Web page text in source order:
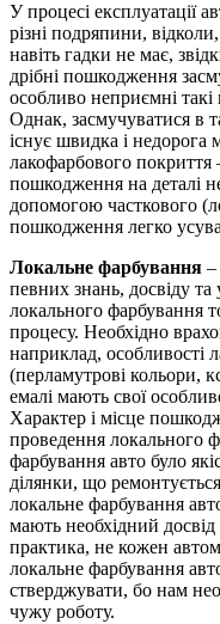
У процесі експлуатації
різні подряпини,
навіть гадки не має,
дрібні пошкодження
особливо неприємні
Однак, засмучуватися в
існує швидка і недорога
лакофарбового
пошкодження на деталі
допомогою часткового
пошкодження легко
Локальне фарбування –
певних знань, досвіду
локального фарбування
процесу. Необхідно
наприклад, особливості
(перламутрові кольори,
емалі мають свої
Характер і місце
проведення локального
фарбування авто було
ділянки, що
локальне фарбування
мають необхідний досвід
практика, не кожен
локальне фарбування
стверджувати, бо нам
чужу роботу.